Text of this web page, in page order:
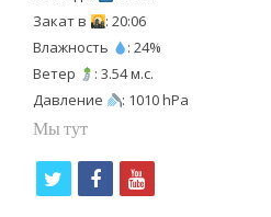
Закат в
: 20:06
Влажность
: 24%
Ветер
: 3.54 м.с.
Давление
: 1010 hPa
Мы тут
f
y